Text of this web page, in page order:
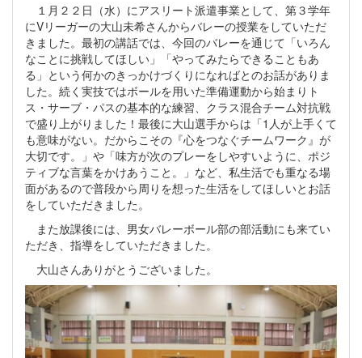
１月２２日（水）にアスリート派遣事業として、第３学年
にVリーガーの大山未希さんからバレーの授業をしていただ
きました。最初の講話では、今回のバレーを通じて「いろん
なことに挑戦してほしい」「やってみたらできることもあ
る」という何かのきっかけづくりになればとのお話がありま
した。続く実技ではボールを用いた準備運動から始まりト
ス・サーブ・パスの基本的な練習、クラス混合チーム対抗戦
で盛り上がりました！最後に大山選手からは「1人が上手くて
も意味がない。だからこその『心をつなぐチームワーク』が
大切です。」や「味方が次のプレーをしやすいように、ポジ
ティブな言葉をかけあうこと。」など、私生活でも重なる場
面があるので普段から周りを想った生活をしてほしいとお話
をしていただきました。
また放課後には、男女バレーボール部の部活動にも来てい
ただき、指導をしていただきました。
大山さんありがとうございました。